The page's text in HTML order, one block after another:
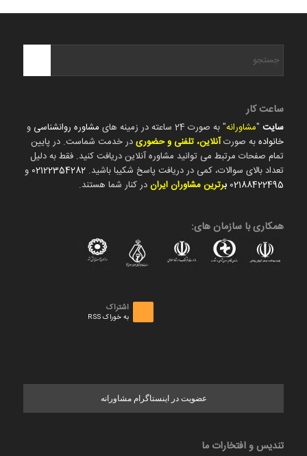
ساعت کار
سایت"مشاورانه" به صورت 24 ساعته در زمینه های مشاوره روانشناسی و
خانوادهبه صورتآنلاین، تلفنی و حضوریدر خدمت شماست. در پایین
تمام صفحات مرتبط می توانید مشاوره آنلاین دریافت کنید. فقط به دلیل
تعداد بالای سوالات، کمی در دریافت پاسخ شکیبا باشید. 02122354282 و
02188422495 برترین مشاوران ایراندر کنار شما هستند.
همکاری با سازمان های:
اشتراک
به خوراک RSS
عضویت در اینستاگرام مشاورانه
تندیس و افتخارات ما